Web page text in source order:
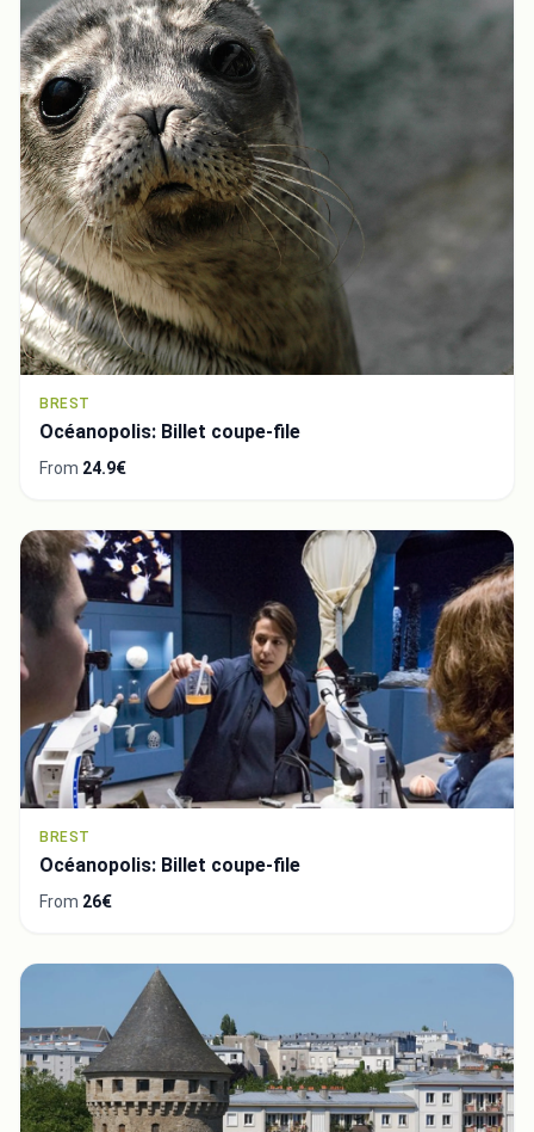
BREST
Océanopolis: Billet coupe-file
From 24.9€
BREST
Océanopolis: Billet coupe-file
From 26€